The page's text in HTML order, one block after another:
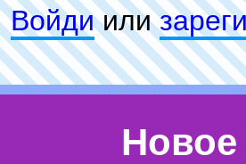
Войдиили
Новое